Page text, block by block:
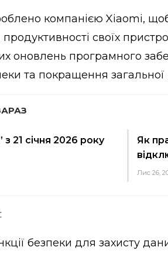
компанією Xiaomi,
продуктивності своїх
оновлень програмного
та покращення загальної
21 січня 2026 року
Як
Лис 26,
безпеки для захисту